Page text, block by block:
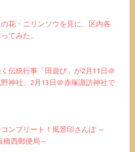
花・ニリンソウを見に、区内各
てみた。
伝統行事「田遊び」が2月11日＠
神社、2月13日＠赤塚諏訪神社で
ンプリート！風景印さんぽ ～
橋西郵便局～